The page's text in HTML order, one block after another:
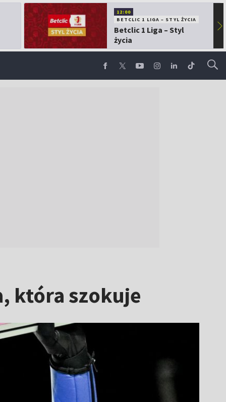
12:00
BETCLIC 1 LIGA – STYL ŻYCIA
Betclic 1 Liga – Styl
życia
▶
która szokuje